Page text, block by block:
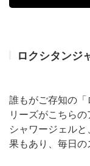
ロクシタンジ
誰もがご存知の
リーズがこちら
シャワージェル
果もあり、毎日の